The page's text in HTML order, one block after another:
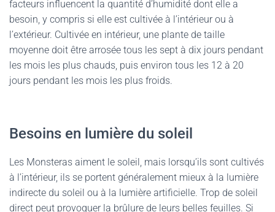
facteurs influencent la quantité d’humidité dont elle a
besoin, y compris si elle est cultivée à l’intérieur ou à
l’extérieur. Cultivée en intérieur, une plante de taille
moyenne doit être arrosée tous les sept à dix jours pendant
les mois les plus chauds, puis environ tous les 12 à 20
jours pendant les mois les plus froids.
Besoins en lumière du soleil
Les Monsteras aiment le soleil, mais lorsqu’ils sont cultivés
à l’intérieur, ils se portent généralement mieux à la lumière
indirecte du soleil ou à la lumière artificielle. Trop de soleil
direct peut provoquer la brûlure de leurs belles feuilles. Si